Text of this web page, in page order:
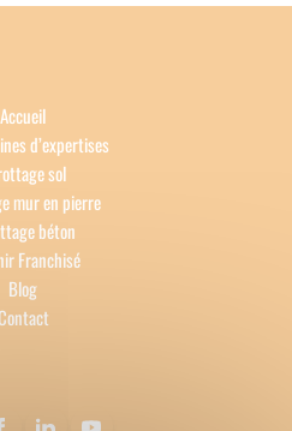
Accueil
d’expertises
sol
mur en pierre
béton
Franchisé
Blog